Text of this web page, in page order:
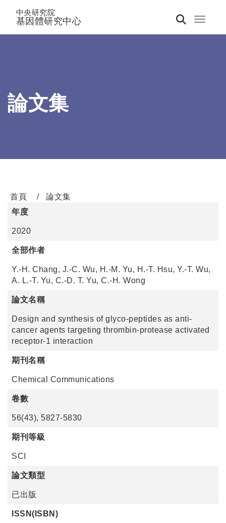
Toggle
中央研究院
基因體研究中心
論文集
首頁
論文集
年度
2020
全部作者
Y.-H. Chang, J.-C. Wu, H.-M. Yu, H.-T. Hsu, Y.-T. Wu,
A. L.-T. Yu, C.-D. T. Yu, C.-H. Wong
論文名稱
Design and synthesis of glyco-peptides as anti-
cancer agents targeting thrombin-protease activated
receptor-1 interaction
期刊名稱
Chemical Communications
卷數
56(43), 5827-5830
期刊等級
SCI
論文類型
已出版
ISSN(ISBN)